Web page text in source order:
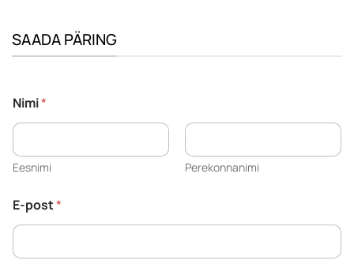
SAADA PÄRING
Nimi*
Eesnimi Perekonnanimi
*
(
i
E-post*